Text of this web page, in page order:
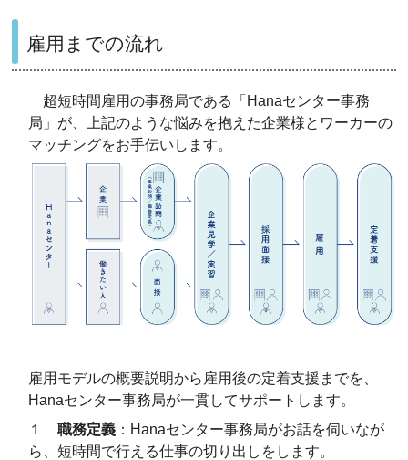
雇用までの流れ
超短時間雇用の事務局である「Hanaセンター事務
局」が、上記のような悩みを抱えた企業様とワーカーの
マッチングをお手伝いします。
雇用モデルの概要説明から雇用後の定着支援までを、
Hanaセンター事務局が一貫してサポートします。
１職務定義 ：Hanaセンター事務局がお話を伺いなが
ら、短時間で行える仕事の切り出しをします。